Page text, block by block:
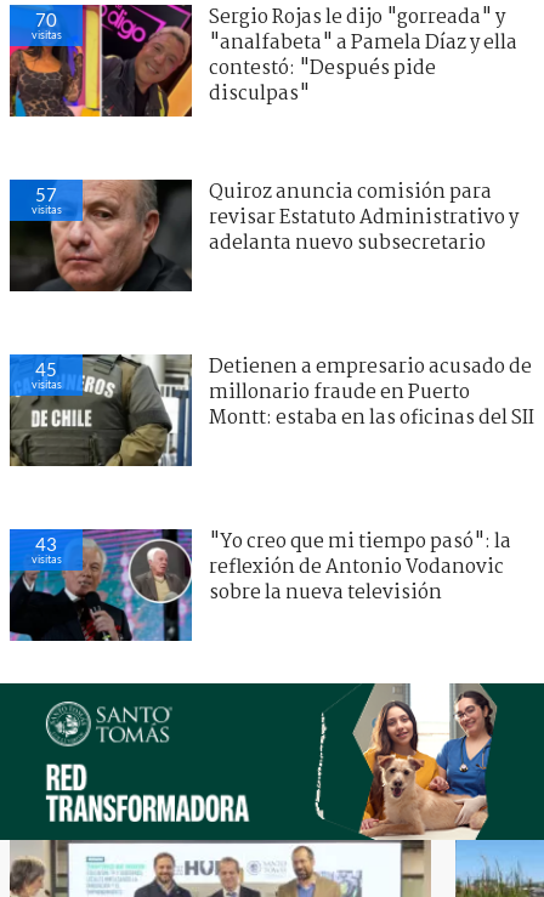
70
visitas
Sergio Rojas le dijo "gorreada" y
"analfabeta" a Pamela Díaz y ella
contestó: "Después pide
disculpas"
57
visitas
Quiroz anuncia comisión para
revisar Estatuto Administrativo y
adelanta nuevo subsecretario
45
visitas
Detienen a empresario acusado de
millonario fraude en Puerto
Montt: estaba en las oficinas del SII
43
visitas
"Yo creo que mi tiempo pasó": la
reflexión de Antonio Vodanovic
sobre la nueva televisión